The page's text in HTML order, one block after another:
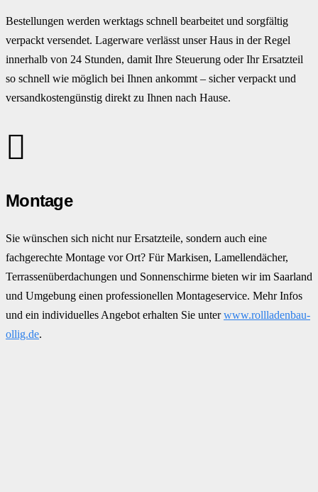
Bestellungen werden werktags schnell bearbeitet und sorgfältig
verpackt versendet. Lagerware verlässt unser Haus in der Regel
innerhalb von 24 Stunden, damit Ihre Steuerung oder Ihr Ersatzteil
so schnell wie möglich bei Ihnen ankommt – sicher verpackt und
versandkostengünstig direkt zu Ihnen nach Hause.
Montage
Sie wünschen sich nicht nur Ersatzteile, sondern auch eine
fachgerechte Montage vor Ort? Für Markisen, Lamellendächer,
Terrassenüberdachungen und Sonnenschirme bieten wir im Saarland
und Umgebung einen professionellen Montageservice. Mehr Infos
und ein individuelles Angebot erhalten Sie unterwww.rollladenbau-
ollig.de.